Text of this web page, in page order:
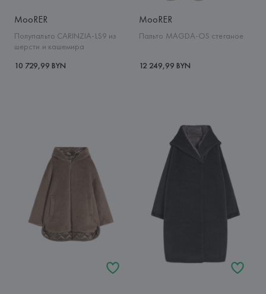
MooRER
Полупальто CARINZIA-LS9 из
шерсти и кашемира
10 729,99 BYN
MooRER
Пальто MAGDA-OS стеганое
12 249,99 BYN